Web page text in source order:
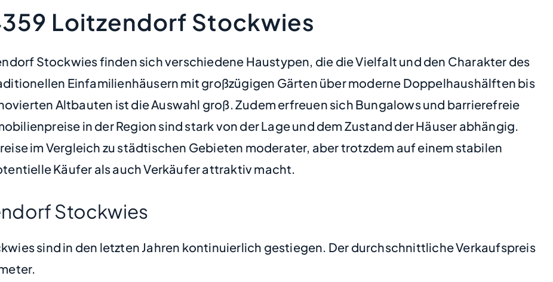
Loitzendorf Stockwies
Stockwies finden sich verschiedene Haustypen, die die Vielfalt und den Charakter des
Einfamilienhäusern mit großzügigen Gärten über moderne Doppelhaushälften bis
Altbauten ist die Auswahl groß. Zudem erfreuen sich Bungalows und barrierefreie
in der Region sind stark von der Lage und dem Zustand der Häuser abhängig.
im Vergleich zu städtischen Gebieten moderater, aber trotzdem auf einem stabilen
Käufer als auch Verkäufer attraktiv macht.
Stockwies
sind in den letzten Jahren kontinuierlich gestiegen. Der durchschnittliche Verkaufspreis